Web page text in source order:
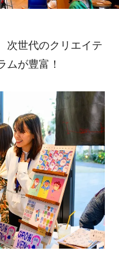
次世代のクリエイテ
ムが豊富！